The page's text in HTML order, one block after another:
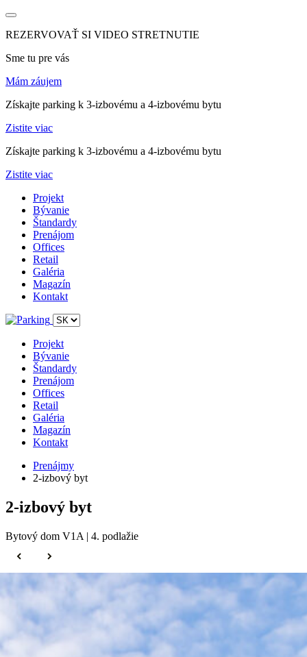
REZERVOVAŤ SI VIDEO STRETNUTIE
Sme tu pre vás
Mám záujem
Získajte parking k 3-izbovému a 4-izbovému bytu
Zistite viac
Získajte parking k 3-izbovému a 4-izbovému bytu
Zistite viac
Projekt
Bývanie
Štandardy
Prenájom
Offices
Retail
Galéria
Magazín
Kontakt
Projekt
Bývanie
Štandardy
Prenájom
Offices
Retail
Galéria
Magazín
Kontakt
Prenájmy
2-izbový byt
2-izbový byt
Bytový dom V1A | 4. podlažie